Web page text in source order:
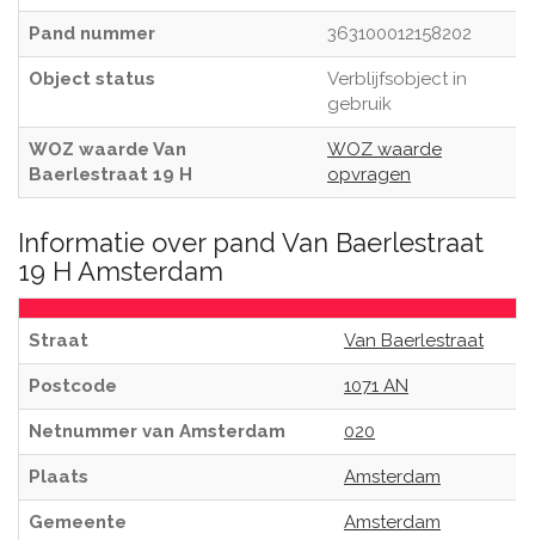
Pand nummer 363100012158202
Object status
Verblijfsobject in
gebruik
WOZ waarde Van
Baerlestraat 19 H
WOZ waarde
opvragen
Informatie over pand Van Baerlestraat
19 H Amsterdam
Straat Van Baerlestraat
Postcode 1071 AN
Netnummer van Amsterdam 020
Plaats Amsterdam
Gemeente Amsterdam